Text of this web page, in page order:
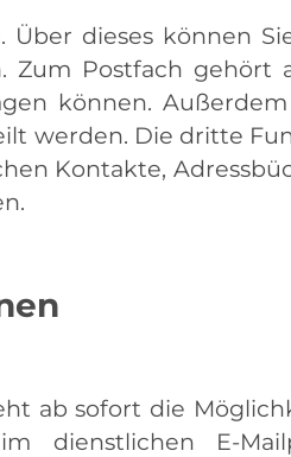
dieses können
Zum Postfach gehört
können.
werden. Die dritte
Kontakte,
ab sofort die
dienstlichen E-